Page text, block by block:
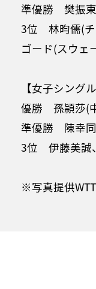
準優勝 樊振
3位 林昀儒(チ
ゴード(スウェ
【女子シングル
優勝 孫頴莎(
準優勝 陳幸
3位 伊藤美誠
※写真提供WTT